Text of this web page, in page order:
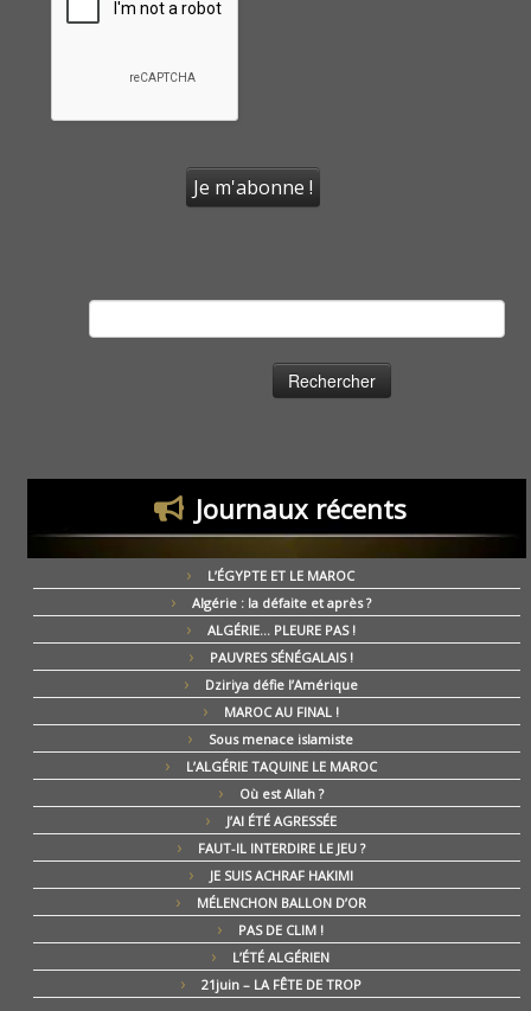
Journaux récents
L’ÉGYPTE ET LE MAROC
Algérie : la défaite et après ?
ALGÉRIE… PLEURE PAS !
PAUVRES SÉNÉGALAIS !
Dziriya défie l’Amérique
MAROC AU FINAL !
Sous menace islamiste
L’ALGÉRIE TAQUINE LE MAROC
Où est Allah ?
J’AI ÉTÉ AGRESSÉE
FAUT-IL INTERDIRE LE JEU ?
JE SUIS ACHRAF HAKIMI
MÉLENCHON BALLON D’OR
PAS DE CLIM !
L’ÉTÉ ALGÉRIEN
21juin – LA FÊTE DE TROP